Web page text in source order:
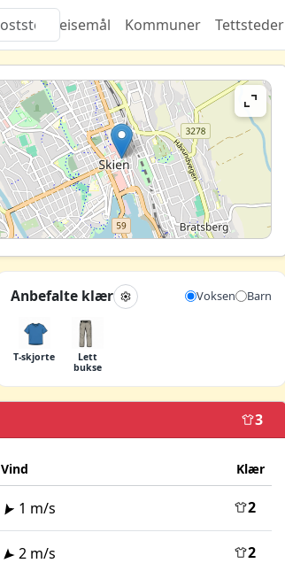
Quiz Reisemål Kommuner Tettsteder
Anbefalte klær Voksen Barn
T-skjorte
Lett
bukse
3
Vind Klær
1 m/s 2
2 m/s 2